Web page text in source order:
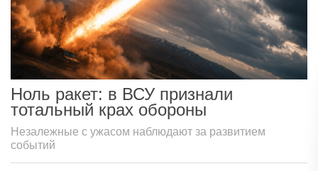
Ноль ракет: в ВСУ признали
тотальный крах обороны
Незалежные с ужасом наблюдают за развитием
событий